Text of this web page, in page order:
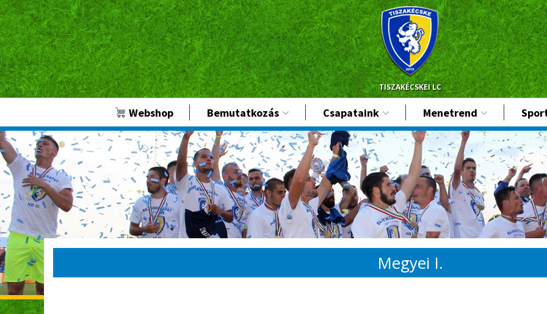
TISZAKÉCSKEI LC
Webshop Bemutatkozás Csapataink Menetrend
Megyei I.